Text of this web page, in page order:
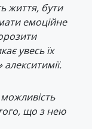
життя, бути
емоційне
увесь їх
що з нею